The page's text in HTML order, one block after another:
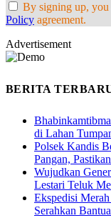
By signing up, you
Policy agreement.
Advertisement
BERITA
di Lahan
Polsek Kandis
Pangan,
Wujudkan
Lestari Teluk
Ekspedisi
Serahkan